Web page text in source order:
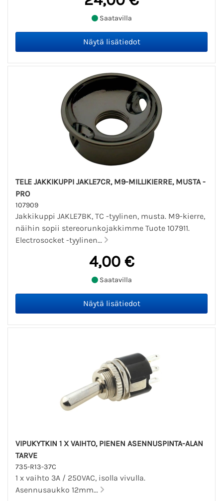
Saatavilla
TELE JAKKIKUPPI JAKLE7CR, M9-MILLIKIERRE, MUSTA -
PRO
107909
Jakkikuppi JAKLE7BK, TC -tyylinen, musta. M9-kierre,
näihin sopii stereorunkojakkimme Tuote 107911.
Electrosocket -tyylinen...
4,00 €
Saatavilla
VIPUKYTKIN 1 X VAIHTO, PIENEN ASENNUSPINTA-ALAN
TARVE
735-R13-37C
1 x vaihto 3A / 250VAC, isolla vivulla.
Asennusaukko 12mm...